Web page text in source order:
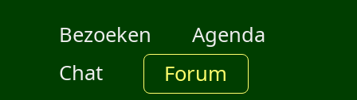
Bezoeken
Agenda
Chat
Forum